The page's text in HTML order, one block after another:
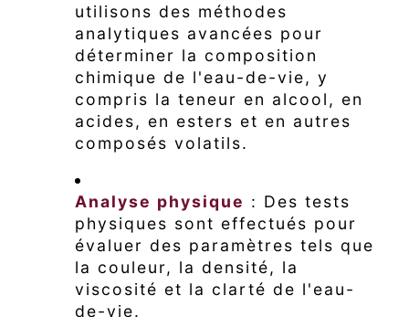
utilisons des méthodes
analytiques avancées pour
déterminer la composition
chimique de l'eau-de-vie, y
compris la teneur en alcool, en
acides, en esters et en autres
composés volatils.
Analyse physique : Des tests
physiques sont effectués pour
évaluer des paramètres tels que
la couleur, la densité, la
viscosité et la clarté de l'eau-
de-vie.